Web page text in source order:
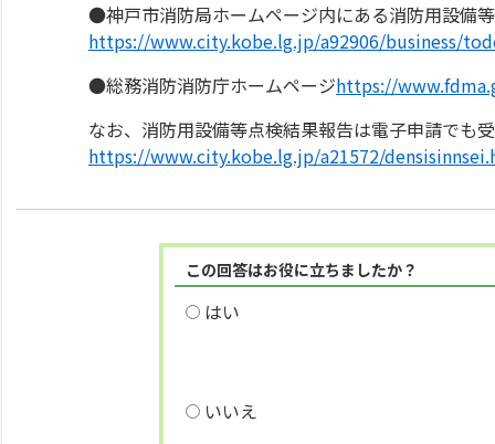
●神戸市消防局ホームページ内にある消防用設備
https://www.city.kobe.lg.jp/a92906/business/
●総務消防消防庁ホームページhttps://
なお、消防用設備等点検結果報告は電子申請でも
https://www.city.kobe.lg.jp/a21572/
この回答はお役に立ちましたか？
はい
いいえ